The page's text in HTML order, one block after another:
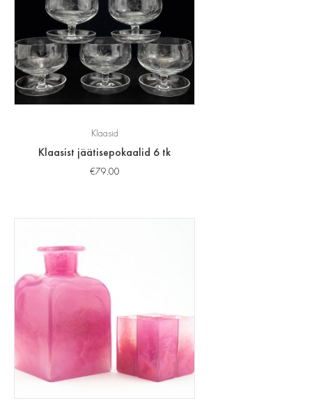
Klaasid
Klaasist jäätisepokaalid 6 tk
€79.00